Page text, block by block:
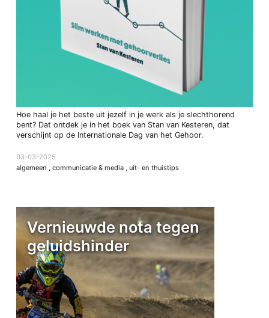
Hoe haal je het beste uit jezelf in je werk als je slechthorend
bent? Dat ontdek je in het boek van Stan van Kesteren, dat
verschijnt op de Internationale Dag van het Gehoor.
03-03-2025
algemeen , communicatie & media , uit- en thuistips
Vernieuwde nota tegen
geluidshinder